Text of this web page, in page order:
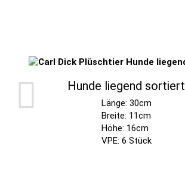
Hunde liegend sortiert
Länge: 30cm
Breite: 11cm
Höhe: 16cm
VPE: 6 Stück